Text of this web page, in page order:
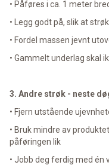
• Påføres i ca. 1 meter
• Legg godt på, slik at
• Fordel massen jevnt
• Gammelt underlag skal
3. Andre strøk - neste
• Fjern utstående
• Bruk mindre av
påføringen lik
• Jobb deg ferdig med én